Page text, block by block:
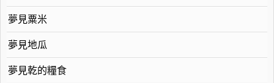
夢見粟米
夢見地瓜
夢見乾的糧食